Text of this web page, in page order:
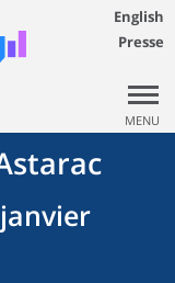
English
Presse
MENU